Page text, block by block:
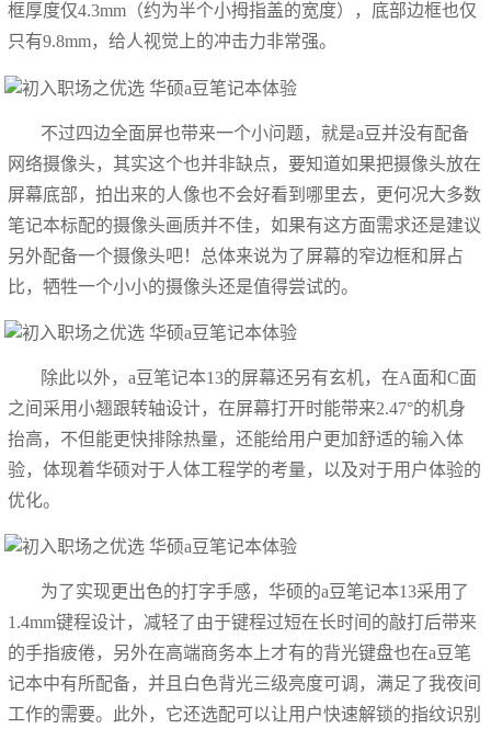
框厚度仅4.3mm（约为半个小拇指盖的宽度），底部边框也仅
只有9.8mm，给人视觉上的冲击力非常强。
不过四边全面屏也带来一个小问题，就是a豆并没有配备
网络摄像头，其实这个也并非缺点，要知道如果把摄像头放在
屏幕底部，拍出来的人像也不会好看到哪里去，更何况大多数
笔记本标配的摄像头画质并不佳，如果有这方面需求还是建议
另外配备一个摄像头吧！总体来说为了屏幕的窄边框和屏占
比，牺牲一个小小的摄像头还是值得尝试的。
除此以外，a豆笔记本13的屏幕还另有玄机，在A面和C面
之间采用小翘跟转轴设计，在屏幕打开时能带来2.47°的机身
抬高，不但能更快排除热量，还能给用户更加舒适的输入体
验，体现着华硕对于人体工程学的考量，以及对于用户体验的
优化。
为了实现更出色的打字手感，华硕的a豆笔记本13采用了
1.4mm键程设计，减轻了由于键程过短在长时间的敲打后带来
的手指疲倦，另外在高端商务本上才有的背光键盘也在a豆笔
记本中有所配备，并且白色背光三级亮度可调，满足了我夜间
工作的需要。此外，它还选配可以让用户快速解锁的指纹识别